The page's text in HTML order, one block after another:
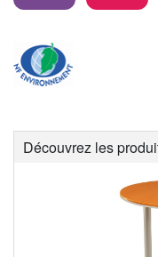
Découvrez les